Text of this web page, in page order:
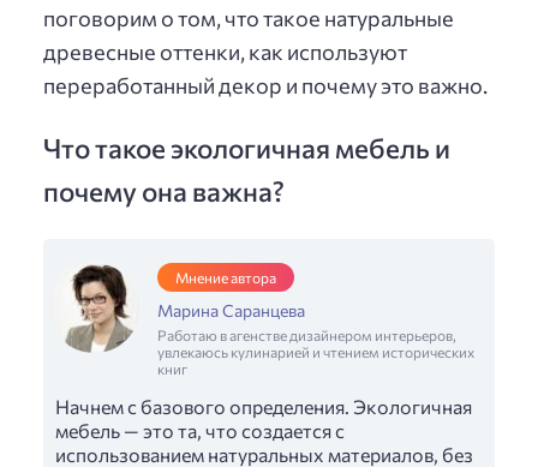
поговорим о том, что такое натуральные
древесные оттенки, как используют
переработанный декор и почему это важно.
Что такое экологичная мебель и
почему она важна?
Мнение автора
Марина Саранцева
Работаю в агенстве дизайнером интерьеров,
увлекаюсь кулинарией и чтением исторических
книг
Начнем с базового определения. Экологичная
мебель — это та, что создается с
использованием натуральных материалов, без